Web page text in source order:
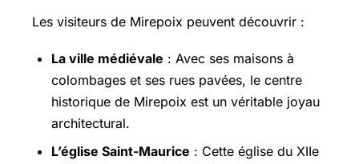
Les visiteurs de Mirepoix peuvent découvrir :
La ville médiévale : Avec ses maisons à
colombages et ses rues pavées, le centre
historique de Mirepoix est un véritable joyau
architectural.
L’église Saint-Maurice : Cette église du XIIe